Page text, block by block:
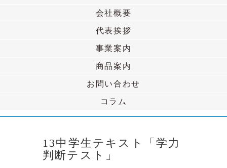
会社概要
代表挨拶
事業案内
商品案内
お問い合わせ
コラム
13中学生テキスト「学力
判断テスト」